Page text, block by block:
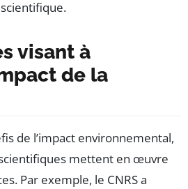
visant à
de la
de l’impact environnemental,
mettent en œuvre
Par exemple, le CNRS a